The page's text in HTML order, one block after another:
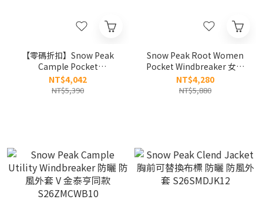
【零碼折扣】Snow Peak
Cample Pocket
Windbreaker 胸前口袋防風
外套 S24FMCWB12
NT$4,042
NT$5,390
Snow Peak Root Women
Pocket Windbreaker 女款
胸前口袋 防風 薄外套
S25MWRWB61
NT$4,280
NT$5,880